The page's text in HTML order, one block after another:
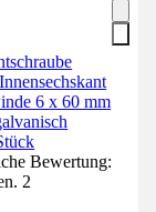
6 x 60 mm
Bewertung:
2